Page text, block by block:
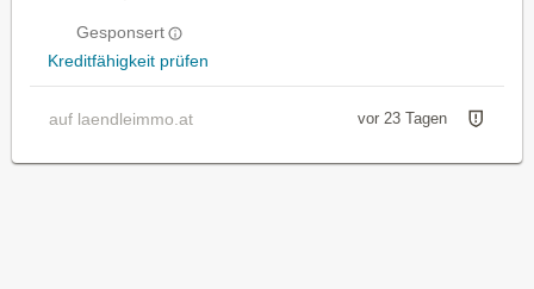
Gesponsert
Kreditfähigkeit prüfen
auf laendleimmo.at vor 23 Tagen